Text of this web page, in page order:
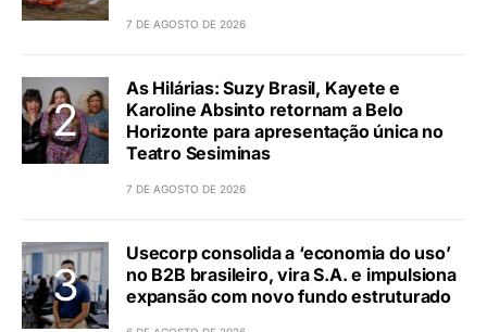
7 DE AGOSTO DE 2026
As Hilárias: Suzy Brasil, Kayete e
Karoline Absinto retornam a Belo
Horizonte para apresentação única no
Teatro Sesiminas
7 DE AGOSTO DE 2026
Usecorp consolida a ‘economia do uso’
no B2B brasileiro, vira S.A. e impulsiona
expansão com novo fundo estruturado